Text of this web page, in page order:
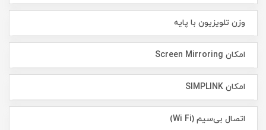
وزن تلویزیون با پایه
امکان Screen Mirroring
امکان SIMPLINK
اتصال بی‌سیم (Wi Fi)